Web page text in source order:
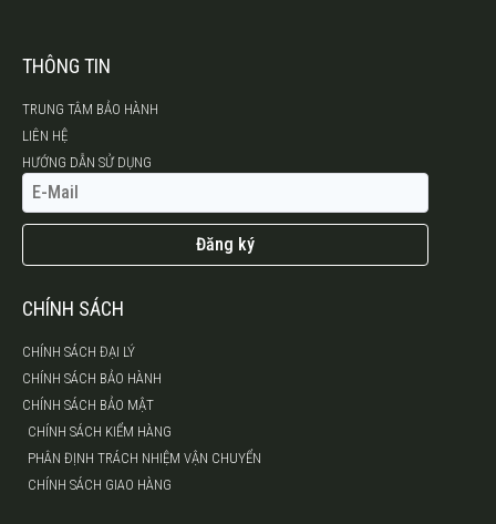
THÔNG TIN
TRUNG TÂM BẢO HÀNH
LIÊN HỆ
HƯỚNG DẪN SỬ DỤNG
Đăng ký
CHÍNH SÁCH
CHÍNH SÁCH ĐẠI LÝ
CHÍNH SÁCH BẢO HÀNH
CHÍNH SÁCH BẢO MẬT
CHÍNH SÁCH KIỂM HÀNG
PHÂN ĐỊNH TRÁCH NHIỆM VẬN CHUYỂN
CHÍNH SÁCH GIAO HÀNG